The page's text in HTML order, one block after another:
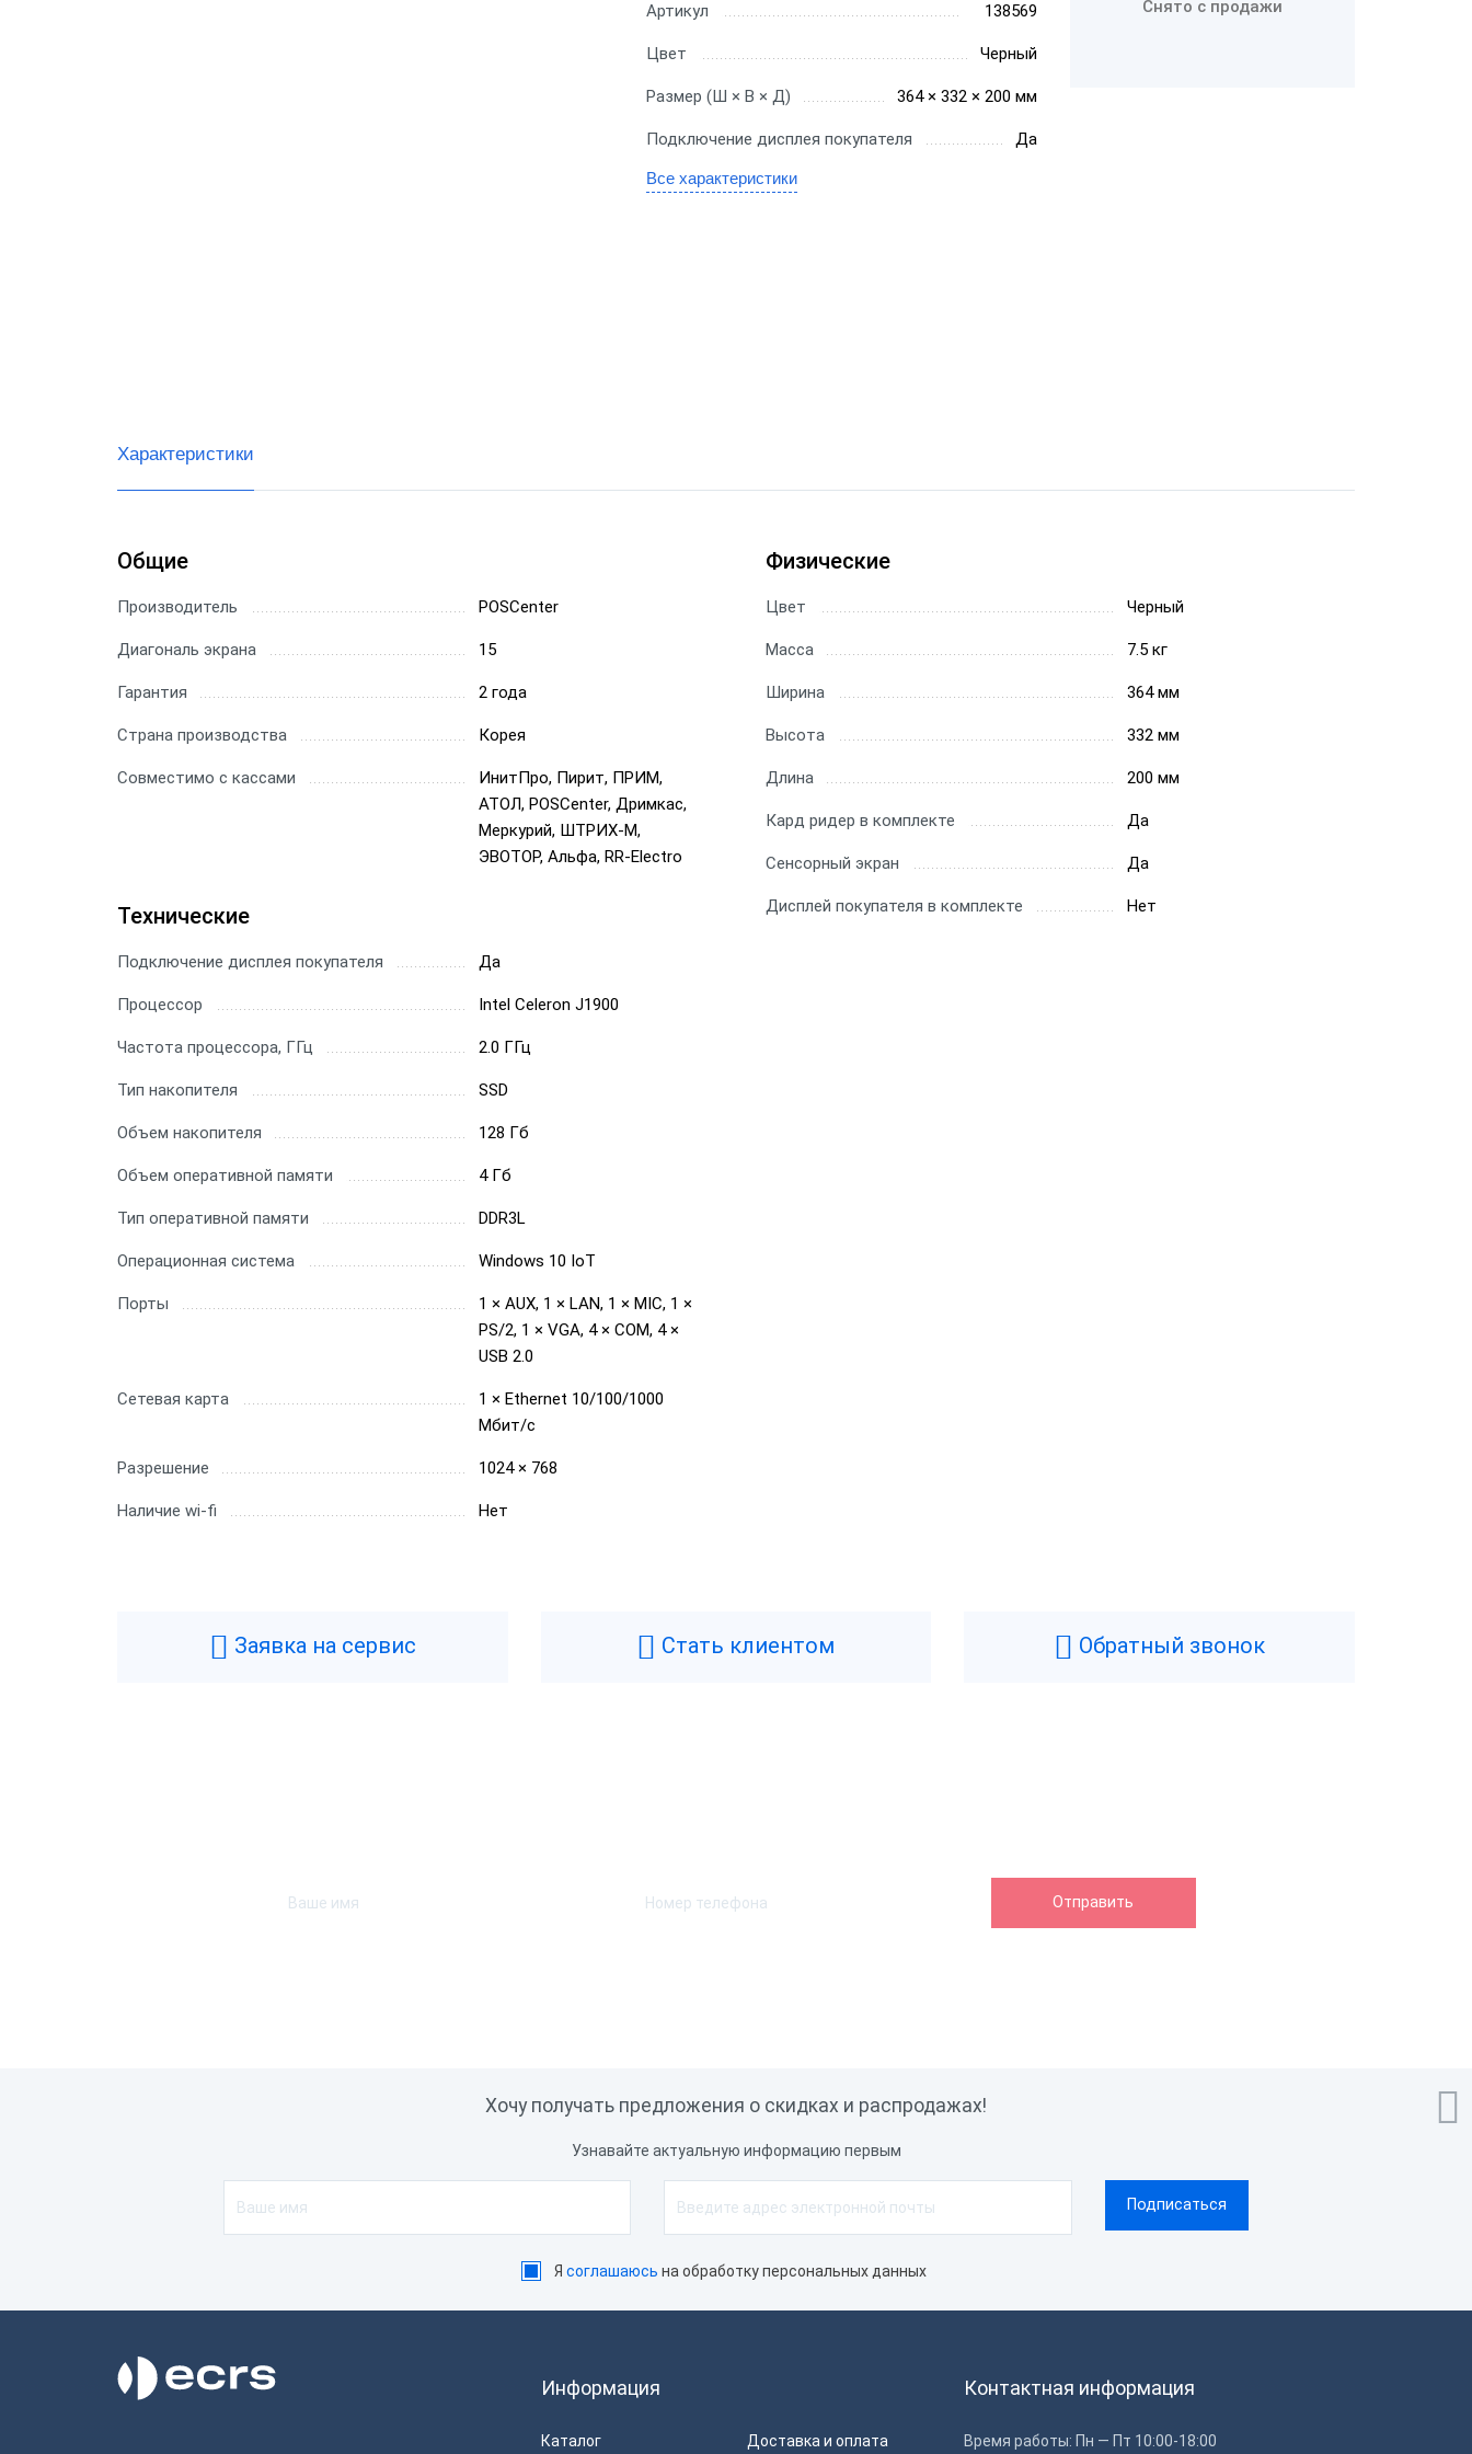
Для миниотеля
Для гостиницы
Для салона красоты
Артикул 138569
Цвет Черный
Размер (Ш × В × Д) 364 × 332 × 200 мм
Подключение дисплея покупателя Да
Все характеристики
Снято с продажи
Характеристики
Общие
Производитель POSCenter
Диагональ экрана 15
Гарантия 2 года
Страна производства Корея
Совместимо с кассами
ИнитПро, Пирит, ПРИМ,
АТОЛ, POSCenter, Дримкас,
Меркурий, ШТРИХ-М,
ЭВОТОР, Альфа, RR-Electro
Технические
Подключение дисплея покупателя Да
Процессор Intel Celeron J1900
Частота процессора, ГГц 2.0 ГГц
Тип накопителя SSD
Объем накопителя 128 Гб
Объем оперативной памяти 4 Гб
Тип оперативной памяти DDR3L
Операционная система Windows 10 IoT
Порты
1 × AUX, 1 × LAN, 1 × MIC, 1 ×
PS/2, 1 × VGA, 4 × COM, 4 ×
USB 2.0
Сетевая карта
1 × Ethernet 10/100/1000
Мбит/с
Разрешение 1024 × 768
Наличие wi-fi Нет
Физические
Цвет Черный
Масса 7.5 кг
Ширина 364 мм
Высота 332 мм
Длина 200 мм
Кард ридер в комплекте Да
Сенсорный экран Да
Дисплей покупателя в комплекте Нет
Заявка на сервис Стать клиентом Обратный звонок

Хочу получать предложения о скидках и распродажах!
Узнавайте актуальную информацию первым
Я соглашаюсь на обработку персональных данных
Информация
Каталог Доставка и оплата
Контактная информация
Время работы: Пн — Пт 10:00-18:00